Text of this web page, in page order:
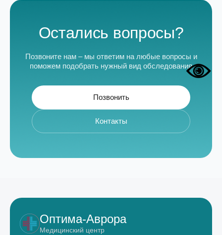
Остались вопросы?
Позвоните нам – мы ответим на любые вопросы и
поможем подобрать нужный вид обследования
Позвонить
Контакты
Оптима-Аврора
Медицинский центр